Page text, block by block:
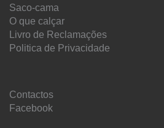
Saco-cama
O que calçar
Livro de Reclamações
Politica de Privacidade
Contactos
Facebook